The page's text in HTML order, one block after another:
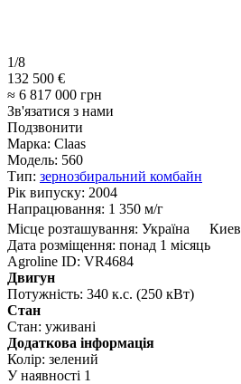
1/8
132 500 €
≈ 6 817 000 грн
Зв'язатися з нами
Подзвонити
Марка: Claas
Модель: 560
Тип: зернозбиральний комбайн
Рік випуску: 2004
Напрацювання: 1 350 м/г
Місце розташування: Україна
Киев
Дата розміщення: понад 1 місяць
Agroline ID: VR4684
Двигун
Потужність: 340 к.с. (250 кВт)
Стан
Стан: уживані
Додаткова інформація
Колір: зелений
У наявності 1